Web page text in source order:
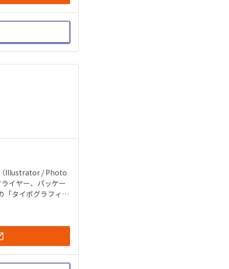
（Illustrator / Photo
イヤー、パッケー
「タイポグラフィ」